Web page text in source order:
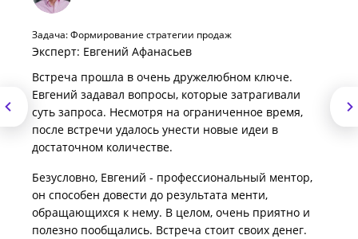
Задача: Формирование стратегии продаж
Эксперт: Евгений Афанасьев
Встреча прошла в очень дружелюбном ключе.
Евгений задавал вопросы, которые затрагивали
суть запроса. Несмотря на ограниченное время,
после встречи удалось унести новые идеи в
достаточном количестве.
Безусловно, Евгений - профессиональный ментор,
он способен довести до результата менти,
обращающихся к нему. В целом, очень приятно и
полезно пообщались. Встреча стоит своих денег.